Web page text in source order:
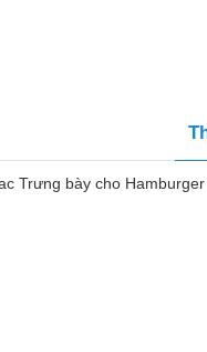
Trưng bày cho